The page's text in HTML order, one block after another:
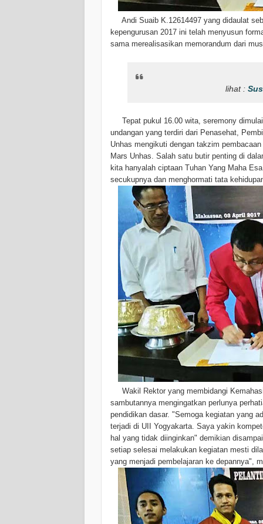
Andi Suaib K.12614497 yang didaulat
kepengurusan 2017 ini telah menyusun
sama merealisasikan memorandum dari
lihat :
Tepat pukul 16.00 wita, seremony
undangan yang terdiri dari Penasehat,
Unhas mengikuti dengan takzim
Mars Unhas. Salah satu butir penting di
kita hanyalah ciptaan Tuhan Yang Maha
secukupnya dan menghormati tata
Wakil Rektor yang membidangi
sambutannya mengingatkan perlunya
pendidikan dasar. "Semoga kegiatan yang
terjadi di UII Yogyakarta. Saya yakin
hal yang tidak diinginkan" demikian
setiap selesai melakukan kegiatan mesti
yang menjadi pembelajaran ke depannya",